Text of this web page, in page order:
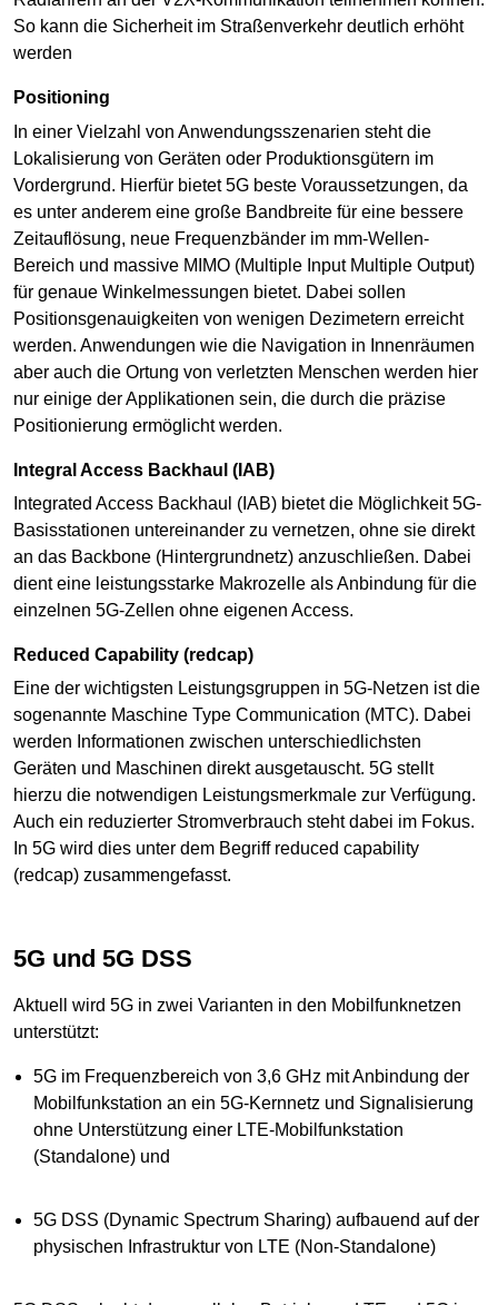
So kann die Sicherheit im Straßenverkehr deutlich erhöht
werden
Positioning
In einer Vielzahl von Anwendungsszenarien steht die
Lokalisierung von Geräten oder Produktionsgütern im
Vordergrund. Hierfür bietet 5G beste Voraussetzungen, da
es unter anderem eine große Bandbreite für eine bessere
Zeitauflösung, neue Frequenzbänder im mm-Wellen-
Bereich und massive MIMO (Multiple Input Multiple Output)
für genaue Winkelmessungen bietet. Dabei sollen
Positionsgenauigkeiten von wenigen Dezimetern erreicht
werden. Anwendungen wie die Navigation in Innenräumen
aber auch die Ortung von verletzten Menschen werden hier
nur einige der Applikationen sein, die durch die präzise
Positionierung ermöglicht werden.
Integral Access Backhaul (IAB)
Integrated Access Backhaul (IAB) bietet die Möglichkeit 5G-
Basisstationen untereinander zu vernetzen, ohne sie direkt
an das Backbone (Hintergrundnetz) anzuschließen. Dabei
dient eine leistungsstarke Makrozelle als Anbindung für die
einzelnen 5G-Zellen ohne eigenen Access.
Reduced Capability (redcap)
Eine der wichtigsten Leistungsgruppen in 5G-Netzen ist die
sogenannte Maschine Type Communication (MTC). Dabei
werden Informationen zwischen unterschiedlichsten
Geräten und Maschinen direkt ausgetauscht. 5G stellt
hierzu die notwendigen Leistungsmerkmale zur Verfügung.
Auch ein reduzierter Stromverbrauch steht dabei im Fokus.
In 5G wird dies unter dem Begriff reduced capability
(redcap) zusammengefasst.
5G und 5G DSS
Aktuell wird 5G in zwei Varianten in den Mobilfunknetzen
unterstützt:
5G im Frequenzbereich von 3,6 GHz mit Anbindung der
Mobilfunkstation an ein 5G-Kernnetz und Signalisierung
ohne Unterstützung einer LTE-Mobilfunkstation
(Standalone) und
5G DSS (Dynamic Spectrum Sharing) aufbauend auf der
physischen Infrastruktur von LTE (Non-Standalone)